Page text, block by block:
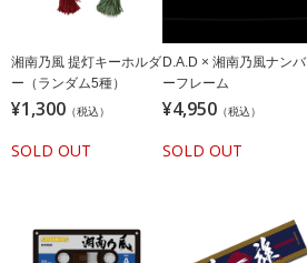
湘南乃風 提灯キーホルダ
ー（ランダム5種）
¥1,300 （税込）
SOLD OUT
D.A.D × 湘南乃風ナンバ
ーフレーム
¥4,950 （税込）
SOLD OUT